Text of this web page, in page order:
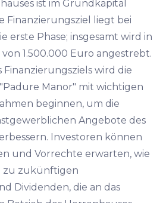
ist im Grundkapital
Finanzierungsziel liegt bei
erste Phase; insgesamt wird in
1.500.000 Euro angestrebt.
Finanzierungsziels wird die
Manor" mit wichtigen
beginnen, um die
Angebote des
Investoren können
und Vorrechte erwarten, wie
zu zukünftigen
Dividenden, die an das